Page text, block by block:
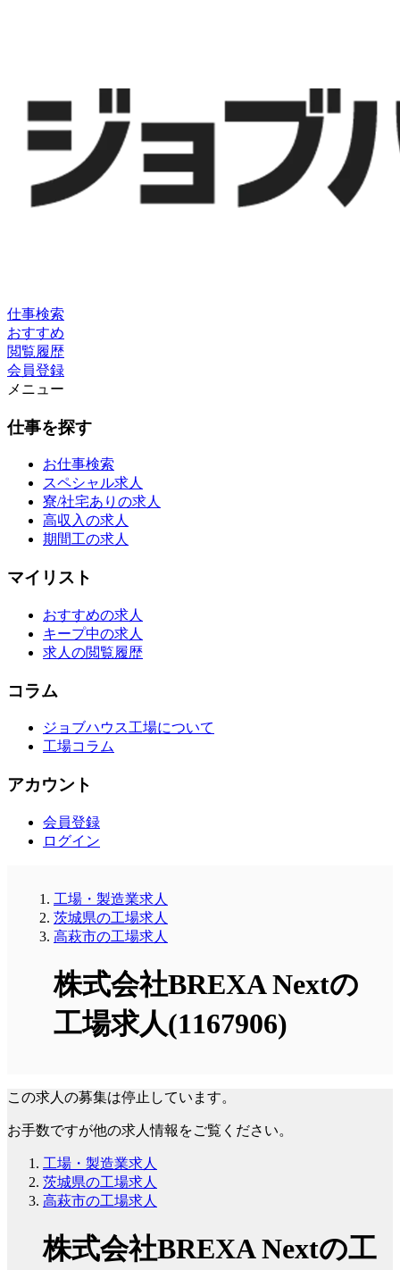
仕事検索
おすすめ
閲覧履歴
会員登録
メニュー
仕事を探す
お仕事検索
スペシャル求人
寮/社宅ありの求人
高収入の求人
期間工の求人
マイリスト
おすすめの求人
キープ中の求人
求人の閲覧履歴
コラム
ジョブハウス工場について
工場コラム
アカウント
会員登録
ログイン
工場・製造業求人
茨城県の工場求人
高萩市の工場求人
株式会社BREXA Nextの
工場求人(1167906)
この求人の募集は停止しています。
お手数ですが他の求人情報をご覧ください。
工場・製造業求人
茨城県の工場求人
高萩市の工場求人
株式会社BREXA Nextの工